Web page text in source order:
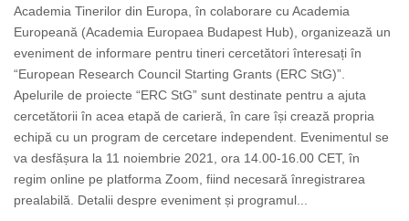
Academia Tinerilor din Europa, în colaborare cu Academia
Europeană (Academia Europaea Budapest Hub), organizează un
eveniment de informare pentru tineri cercetători înteresați în
“European Research Council Starting Grants (ERC StG)”.
Apelurile de proiecte “ERC StG” sunt destinate pentru a ajuta
cercetătorii în acea etapă de carieră, în care își crează propria
echipă cu un program de cercetare independent. Evenimentul se
va desfășura la 11 noiembrie 2021, ora 14.00-16.00 CET, în
regim online pe platforma Zoom, fiind necesară înregistrarea
prealabilă. Detalii despre eveniment și programul...